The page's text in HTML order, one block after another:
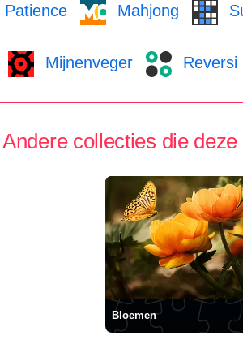
Patience Mahjong
Mijnenveger Reversi
Andere collecties die
Bloemen